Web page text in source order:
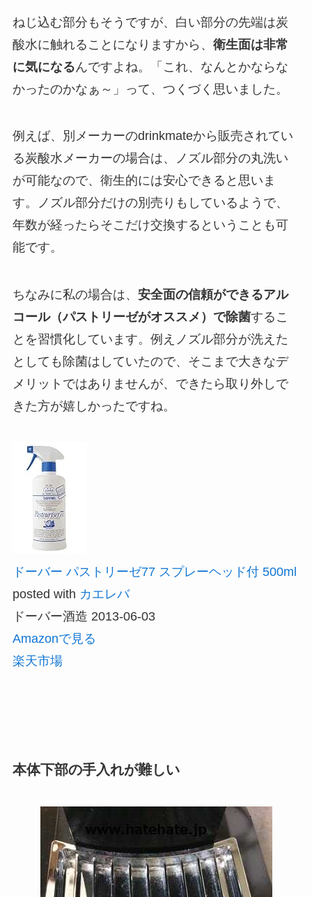
ねじ込む部分もそうですが、白い部分の先端は炭
酸水に触れることになりますから、 衛生面は非常
に気になるんですよね。「これ、なんとかならな
かったのかなぁ～」って、つくづく思いました。
例えば、別メーカーのdrinkmateから販売されてい
る炭酸水メーカーの場合は、ノズル部分の丸洗い
が可能なので、衛生的には安心できると思いま
す。ノズル部分だけの別売りもしているようで、
年数が経ったらそこだけ交換するということも可
能です。
ちなみに私の場合は、 安全面の信頼ができるアル
コール（パストリーゼがオススメ）で除菌するこ
とを習慣化しています。例えノズル部分が洗えた
としても除菌はしていたので、そこまで大きなデ
メリットではありませんが、できたら取り外しで
きた方が嬉しかったですね。
ドーバー パストリーゼ77 スプレーヘッド付 500ml
posted with カエレバ
ドーバー酒造 2013-06-03
Amazonで見る
楽天市場
本体下部の手入れが難しい